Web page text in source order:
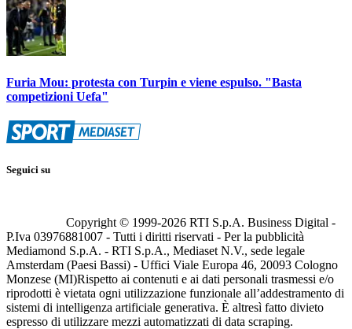
Furia Mou: protesta con Turpin e viene espulso. "Basta
competizioni Uefa"
Seguici su
Copyright © 1999-2026 RTI S.p.A. Business Digital -
P.Iva 03976881007 - Tutti i diritti riservati - Per la pubblicità
Mediamond S.p.A. - RTI S.p.A., Mediaset N.V., sede legale
Amsterdam (Paesi Bassi) - Uffici Viale Europa 46, 20093 Cologno
Monzese (MI)Rispetto ai contenuti e ai dati personali trasmessi e/o
riprodotti è vietata ogni utilizzazione funzionale all’addestramento di
sistemi di intelligenza artificiale generativa. È altresì fatto divieto
espresso di utilizzare mezzi automatizzati di data scraping.